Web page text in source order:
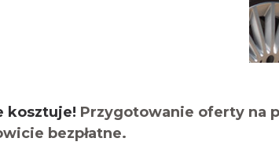
kosztuje! Przygotowanie oferty na
bezpłatne.